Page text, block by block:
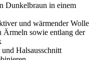
Dunkelbraun in einem
und wärmender Wolle
Ärmeln sowie entlang der
Halsausschnitt